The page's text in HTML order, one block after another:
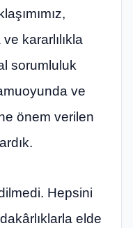
kararlılıkla
sorumluluk
ve
önem verilen
Hepsini
elde